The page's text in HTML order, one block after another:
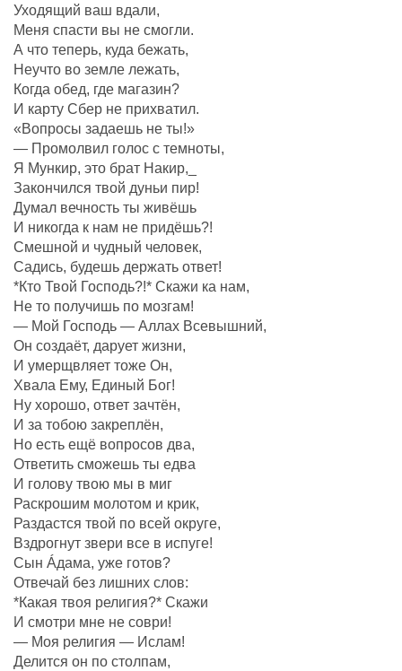
Уходящий ваш вдали,
Меня спасти вы не смогли.
А что теперь, куда бежать,
Неучто во земле лежать,
Когда обед, где магазин?
И карту Сбер не прихватил.
«Вопросы задаешь не ты!»
— Промолвил голос с темноты,
Я Мункир, это брат Накир,_
Закончился твой дуньи пир!
Думал вечность ты живёшь
И никогда к нам не придёшь?!
Смешной и чудный человек,
Садись, будешь держать ответ!
*Кто Твой Господь?!* Скажи ка нам,
Не то получишь по мозгам!
— Мой Господь — Аллах Всевышний,
Он создаëт, дарует жизни,
И умерщвляет тоже Он,
Хвала Ему, Единый Бог!
Ну хорошо, ответ зачтëн,
И за тобою закреплëн,
Но есть ещё вопросов два,
Ответить сможешь ты едва
И голову твою мы в миг
Раскрошим молотом и крик,
Раздастся твой по всей округе,
Вздрогнут звери все в испуге!
Сын Áдама, уже готов?
Отвечай без лишних слов:
*Какая твоя религия?* Скажи
И смотри мне не соври!
— Моя религия — Ислам!
Делится он по столпам,